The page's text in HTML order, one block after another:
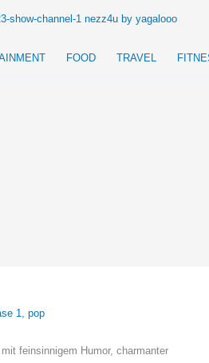
FOOD TRAVEL
1, pop
feinsinnigem Humor, charmanter